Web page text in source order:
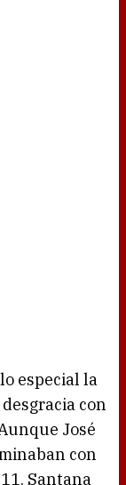
especial la
con
José
con
Santana